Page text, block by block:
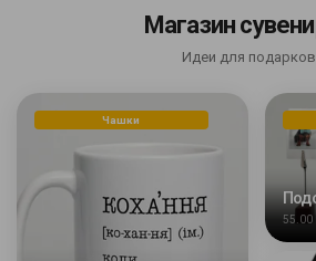
Магазин
Идеи для подарков
Чашки
55.00